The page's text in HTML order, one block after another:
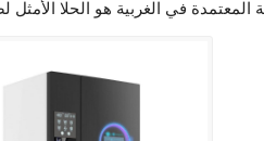
في الغربية هو الحلا الأمثل